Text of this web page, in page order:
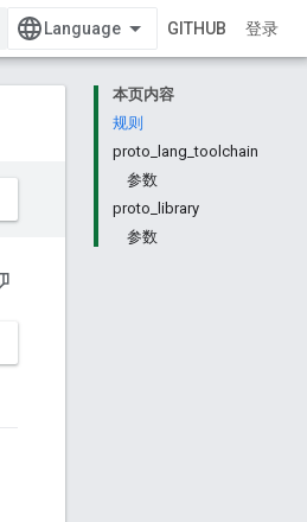
GITHUB 登录
本页内容
规则
proto_lang_toolchain
参数
proto_library
参数